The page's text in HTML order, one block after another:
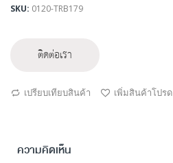
SKU 0120-TRB179
ติดต่อเรา
เปรียบเทียบสินค้า เพิ่มสินค้าโปรด
ความคิดเห็น